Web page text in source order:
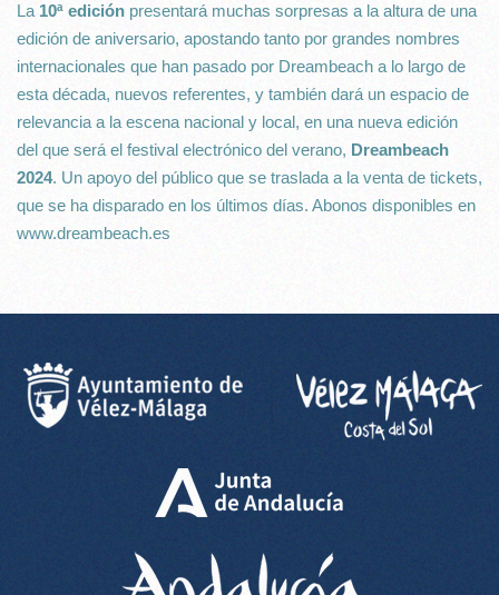
La 10ª edición presentará muchas sorpresas a la altura de una
edición de aniversario, apostando tanto por grandes nombres
internacionales que han pasado por Dreambeach a lo largo de
esta década, nuevos referentes, y también dará un espacio de
relevancia a la escena nacional y local, en una nueva edición
del que será el festival electrónico del verano, Dreambeach
2024. Un apoyo del público que se traslada a la venta de tickets,
que se ha disparado en los últimos días. Abonos disponibles en
www.dreambeach.es